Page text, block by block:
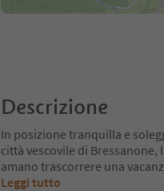
Descrizione
In posizione tranquilla e
città vescovile di
amano trascorrere una
Leggi tutto